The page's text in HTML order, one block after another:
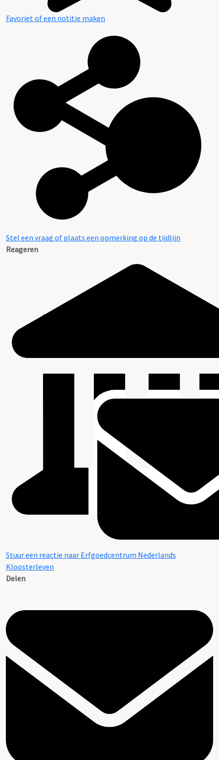
Favoriet of een notitie maken
Stel een vraag of plaats een opmerking op de tijdlijn
Reageren
Stuur een reactie naar Erfgoedcentrum Nederlands
Kloosterleven
Delen